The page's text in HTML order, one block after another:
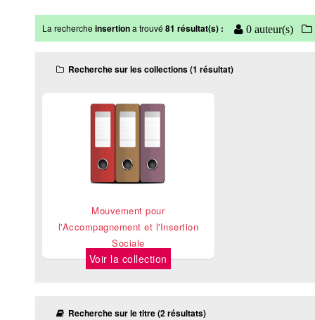
La rechercheinsertiona trouvé81 résultat(s) : 0 auteur(s)
Recherche sur les collections (1 résultat)
Mouvement pour
l'Accompagnement et l'Insertion
Sociale
Voir la collection
Recherche sur le titre (2 résultats)